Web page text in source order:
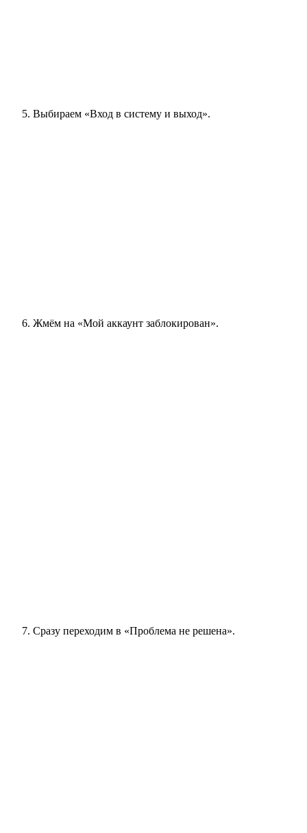
Выбираем «Вход в систему и выход».
Жмём на «Мой аккаунт заблокирован».
Сразу переходим в «Проблема не решена».